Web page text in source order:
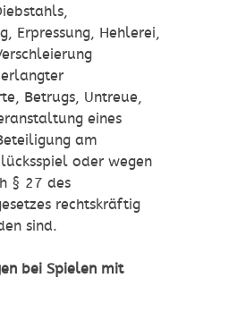
Erpressung, Hehlerei,
Betrugs, Untreue,
eines
am
oder wegen
§ 27 des
rechtskräftig
sind.
bei Spielen mit